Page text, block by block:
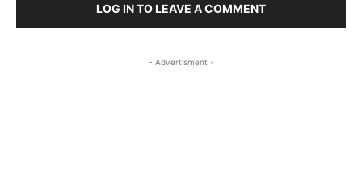
LOG IN TO LEAVE A COMMENT
- Advertisment -